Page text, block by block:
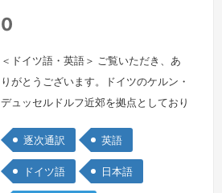
0
＜ドイツ語・英語＞ ご覧いただき、あ
りがとうございます。ドイツのケルン・
デュッセルドルフ近郊を拠点としており
ら数日間の出張まで、商談・会議通訳か
ら展示会アテンド・日常生活のサポート
など、柔軟に対応いたします。持ち前の
逐次通訳 英語
ドイツ語 日本語